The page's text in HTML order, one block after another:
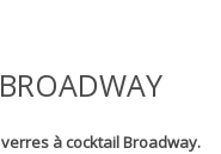
à cocktail Broadway.